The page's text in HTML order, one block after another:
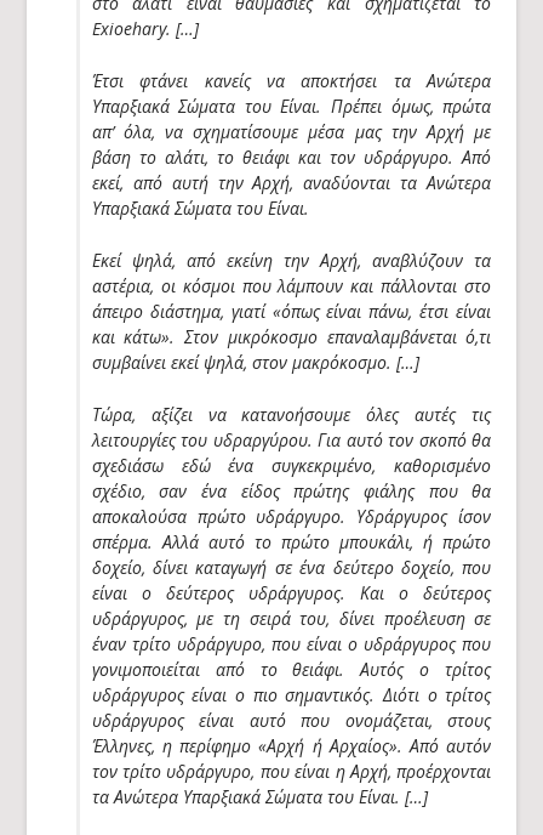
Exioehary. […]
Έτσι φτάνει κανείς να αποκτήσει τα Ανώτερα
Υπαρξιακά Σώματα του Είναι. Πρέπει όμως, πρώτα
απ’ όλα, να σχηματίσουμε μέσα μας την Αρχή με
βάση το αλάτι, το θειάφι και τον υδράργυρο. Από
εκεί, από αυτή την Αρχή, αναδύονται τα Ανώτερα
Υπαρξιακά Σώματα του Είναι.
Εκεί ψηλά, από εκείνη την Αρχή, αναβλύζουν τα
αστέρια, οι κόσμοι που λάμπουν και πάλλονται στο
άπειρο διάστημα, γιατί «όπως είναι πάνω, έτσι είναι
και κάτω». Στον μικρόκοσμο επαναλαμβάνεται ό,τι
συμβαίνει εκεί ψηλά, στον μακρόκοσμο. […]
Τώρα, αξίζει να κατανοήσουμε όλες αυτές τις
λειτουργίες του υδραργύρου. Για αυτό τον σκοπό θα
σχεδιάσω εδώ ένα συγκεκριμένο, καθορισμένο
σχέδιο, σαν ένα είδος πρώτης φιάλης που θα
αποκαλούσα πρώτο υδράργυρο. Υδράργυρος ίσον
σπέρμα. Αλλά αυτό το πρώτο μπουκάλι, ή πρώτο
δοχείο, δίνει καταγωγή σε ένα δεύτερο δοχείο, που
είναι ο δεύτερος υδράργυρος. Και ο δεύτερος
υδράργυρος, με τη σειρά του, δίνει προέλευση σε
έναν τρίτο υδράργυρο, που είναι ο υδράργυρος που
γονιμοποιείται από το θειάφι. Αυτός ο τρίτος
υδράργυρος είναι ο πιο σημαντικός. Διότι ο τρίτος
υδράργυρος είναι αυτό που ονομάζεται, στους
Έλληνες, η περίφημο «Αρχή ή Αρχαίος». Από αυτόν
τον τρίτο υδράργυρο, που είναι η Αρχή, προέρχονται
τα Ανώτερα Υπαρξιακά Σώματα του Είναι. […]